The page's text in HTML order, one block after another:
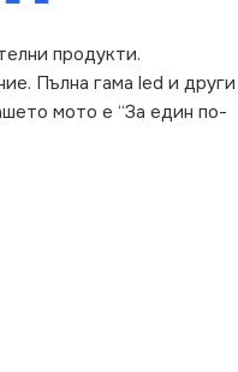
продукти.
Пълна гама led и други
мото е “За един по-